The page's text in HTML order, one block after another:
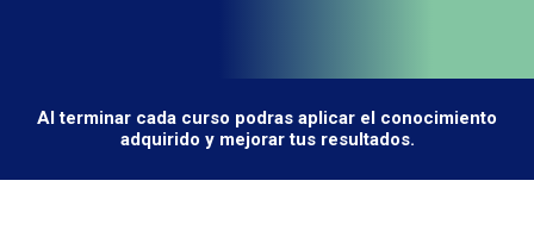
Al terminar cada curso podras aplicar el conocimiento
adquirido y mejorar tus resultados.